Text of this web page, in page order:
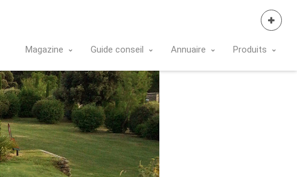
Magazine Guide conseil Annuaire Produits